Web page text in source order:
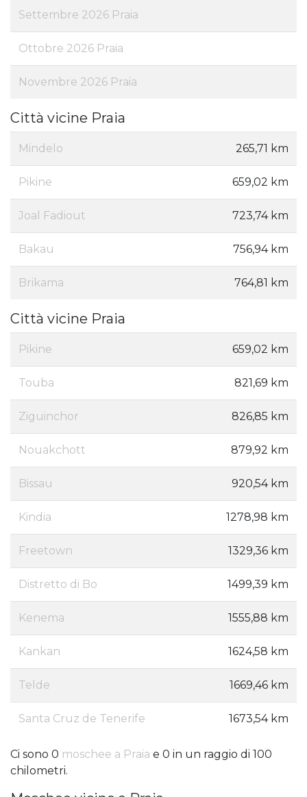
Settembre 2026 Praia
Ottobre 2026 Praia
Novembre 2026 Praia
Città vicine Praia
Mindelo 265,71 km
Pikine 659,02 km
Joal Fadiout 723,74 km
Bakau 756,94 km
Brikama 764,81 km
Città vicine Praia
Pikine 659,02 km
Touba 821,69 km
Ziguinchor 826,85 km
Nouakchott 879,92 km
Bissau 920,54 km
Kindia 1278,98 km
Freetown 1329,36 km
Distretto di Bo 1499,39 km
Kenema 1555,88 km
Kankan 1624,58 km
Telde 1669,46 km
Santa Cruz de Tenerife 1673,54 km
Ci sono 0 moschee a Praia e 0 in un raggio di 100
chilometri.